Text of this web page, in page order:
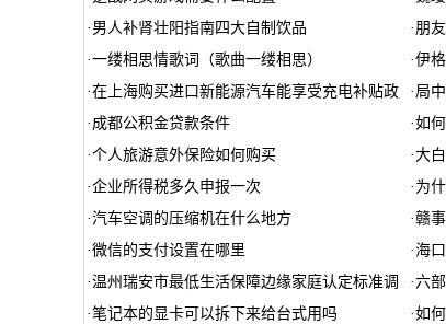
· 男人补肾壮阳指南四大自制饮品 · 朋
·一缕相思情歌词（歌曲一缕相思） ·伊
·在上海购买进口新能源汽车能享受充电补贴政 · 局
· 成都公积金贷款条件 ·如
·个人旅游意外保险如何购买 ·大
·企业所得税多久申报一次 · 为
·汽车空调的压缩机在什么地方 ·赣
·微信的支付设置在哪里 ·海
·温州瑞安市最低生活保障边缘家庭认定标准调 ·六
·笔记本的显卡可以拆下来给台式用吗 ·如